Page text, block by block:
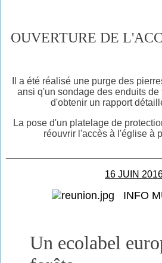
OUVERTURE DE
Il a été réalisé une purge des
ansi q'un sondage des enduits de
d'obtenir un rapport
La pose d'un platelage de
réouvrir l'accès à l'église à
16 JUIN
INFO
Un ecolabel